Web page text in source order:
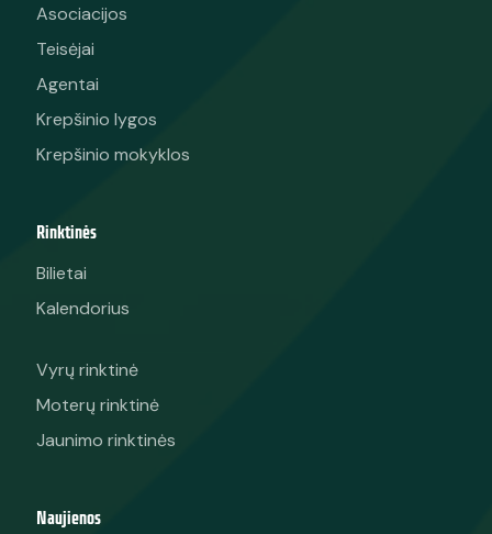
Asociacijos
Teisėjai
Agentai
Krepšinio lygos
Krepšinio mokyklos
Rinktinės
Bilietai
Kalendorius
Vyrų rinktinė
Moterų rinktinė
Jaunimo rinktinės
Naujienos